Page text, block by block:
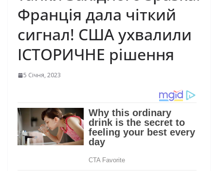
Франція дала чіткий
сигнал! США ухвалили
ІСТОРИЧНЕ рішення
5 Січня, 2023